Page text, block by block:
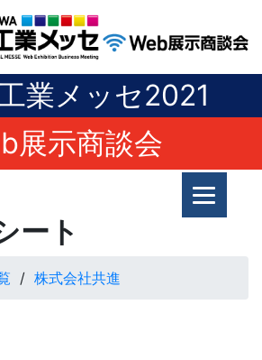
業メッセ2021
展示商談会
ート
株式会社共進